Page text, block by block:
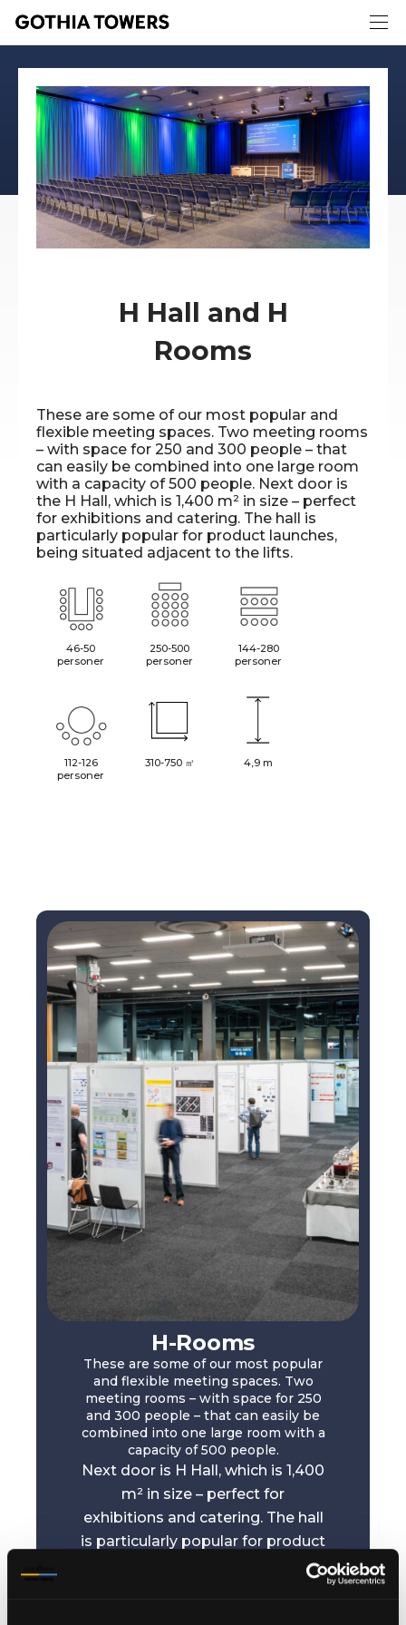
H Hall and H
Rooms
These are some of our most popular and
flexible meeting spaces. Two meeting rooms
– with space for 250 and 300 people – that
can easily be combined into one large room
with a capacity of 500 people. Next door is
the H Hall, which is 1,400 m² in size – perfect
for exhibitions and catering. The hall is
particularly popular for product launches,
being situated adjacent to the lifts.
46-50
personer
250-500
personer
144-280
personer
112-126
personer
310-750 ㎡ 4,9 m
H-Rooms
These are some of our most popular
and flexible meeting spaces. Two
meeting rooms – with space for 250
and 300 people – that can easily be
combined into one large room with a
capacity of 500 people.
Next door is H Hall, which is 1,400
m² in size – perfect for
exhibitions and catering. The hall
is particularly popular for product
launches, being situated adjacent